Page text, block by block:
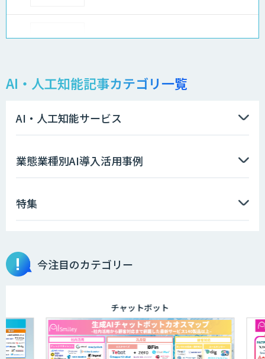
スクレイプPro
Automation 360 Managed Service
AI・データ活用コンサルティング・受託
開発支援
ATgo（エーティーゴー）
AI・人工知能記事カテゴリ一覧
AI・人工知能サービス
業態業種別AI導入活用事例
特集
今注目のカテゴリー
チャットボット